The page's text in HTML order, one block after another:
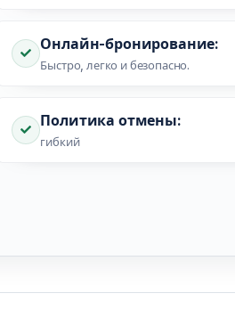
Онлайн-бронирование:
Быстро, легко и безопасно.
Политика отмены:
гибкий